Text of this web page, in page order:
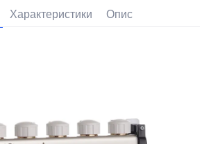
Характеристики Опис